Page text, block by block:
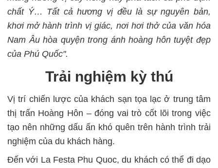
chất Ý… Tất cả hương vị đều là sự nguyên bản,
khơi mở hành trình vị giác, nơi hơi thở của văn hóa
Nam Âu hòa quyện trong ánh hoàng hôn tuyệt đẹp
của Phú Quốc".
Trải nghiệm kỳ thú
Vị trí chiến lược của khách sạn tọa lạc ở trung tâm
thị trấn Hoàng Hôn – đóng vai trò cốt lõi trong việc
tạo nên những dấu ấn khó quên trên hành trình trải
nghiệm của du khách hàng.
Đến với La Festa Phu Quoc, du khách có thể đi dạo